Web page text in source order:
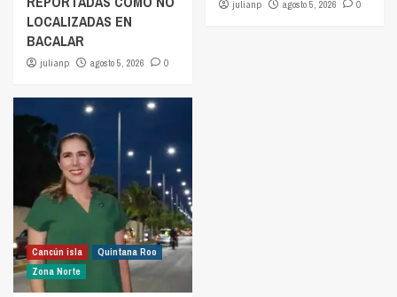
LOCALIZADAS EN
BACALAR
julianp agosto 5, 2026 0
julianp agosto 5, 2026 0
Cancún isla
Quintana Roo
Zona Norte